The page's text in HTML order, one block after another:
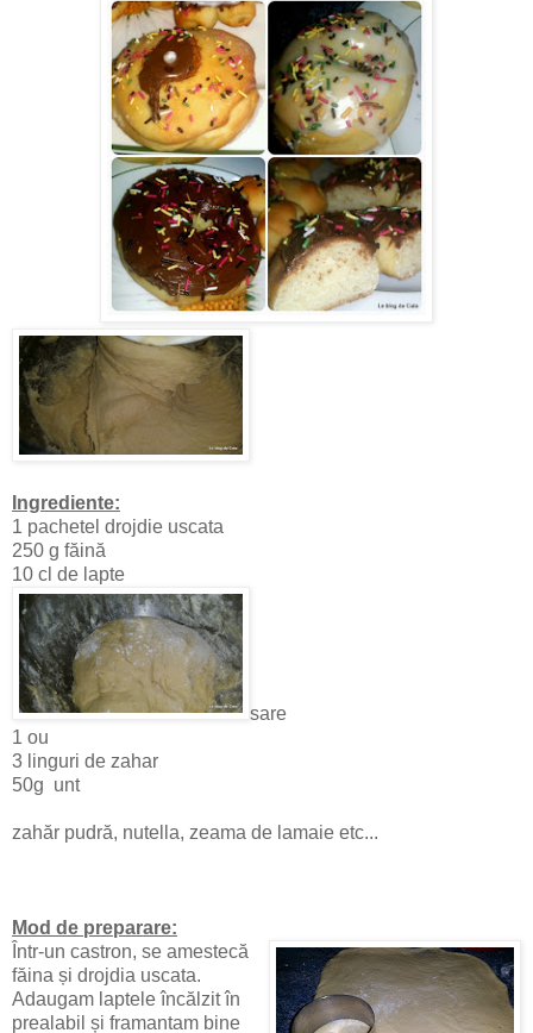
Ingrediente:
1 pachetel drojdie uscata
250 g făină
10 cl de lapte
sare
1 ou
3 linguri de zahar
50g unt
zahăr pudră, nutella, zeama de lamaie etc...
Mod de preparare:
Într-un castron, se amestecă
făina și drojdia uscata.
Adaugam laptele încălzit în
prealabil și framantam bine